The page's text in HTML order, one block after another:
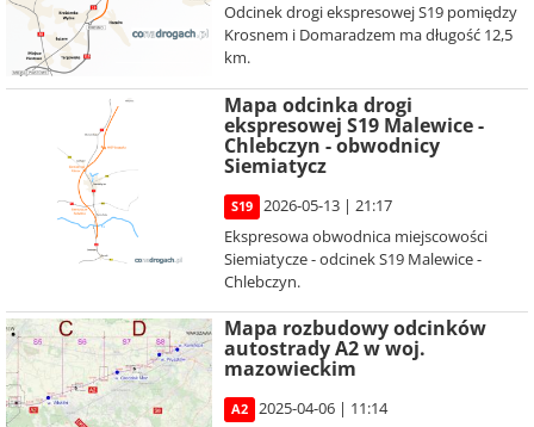
Odcinek drogi ekspresowej S19 pomiędzy
Krosnem i Domaradzem ma długość 12,5
km.
Mapa odcinka drogi
ekspresowej S19 Malewice -
Chlebczyn - obwodnicy
Siemiatycz
S19
2026-05-13 | 21:17
Ekspresowa obwodnica miejscowości
Siemiatycze - odcinek S19 Malewice -
Chlebczyn.
Mapa rozbudowy odcinków
autostrady A2 w woj.
mazowieckim
A2
2025-04-06 | 11:14